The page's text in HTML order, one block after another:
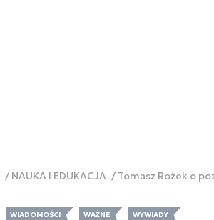
NAUKA I EDUKACJA Tomasz Rożek o
WIADOMOŚCI WAŻNE WYWIADY